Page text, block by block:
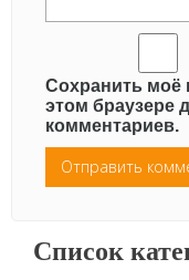
Сохранить моё
этом браузере
комментариев.
Список